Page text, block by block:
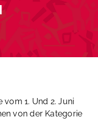
1. Und 2. Juni
von der Kategorie